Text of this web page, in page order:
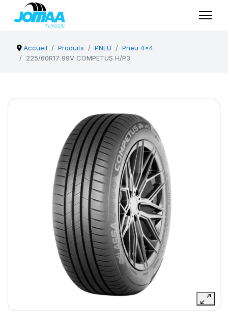
Accueil Produits PNEU
Pneu 4x4
225/60R17 99V COMPETUS H/P3